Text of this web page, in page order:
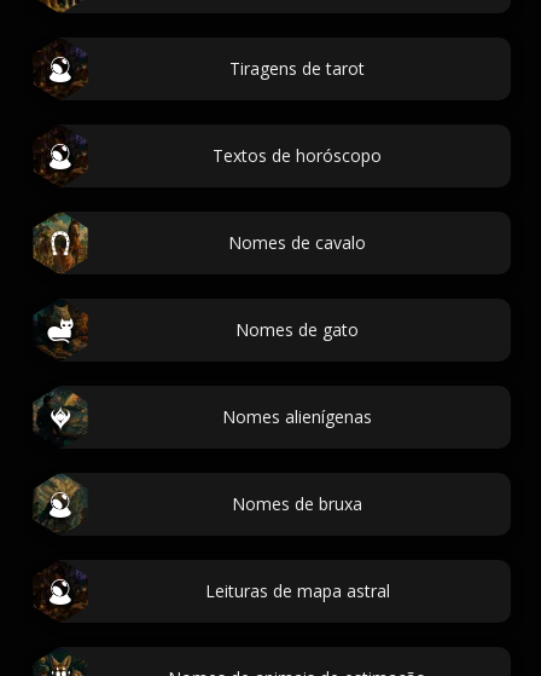
Tiragens de tarot
Textos de horóscopo
Nomes de cavalo
Nomes de gato
Nomes alienígenas
Nomes de bruxa
Leituras de mapa astral